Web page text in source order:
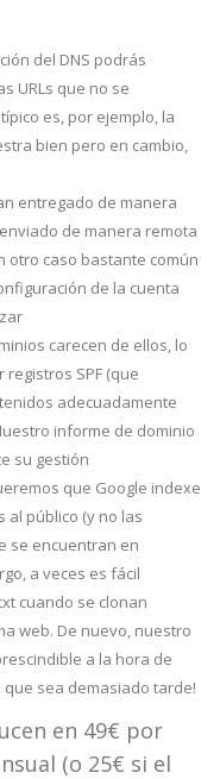
del DNS podrás
URLs que no se
es, por ejemplo, la
bien pero en cambio,
entregado de manera
de manera remota
otro caso bastante común
de la cuenta
carecen de ellos, lo
SPF (que
adecuadamente
informe de dominio
su gestión
que Google indexe
al público (y no las
se encuentran en
a veces es fácil
cuando se clonan
web. De nuevo, nuestro
a la hora de
sea demasiado tarde!
en 49€ por
(o 25€ si el